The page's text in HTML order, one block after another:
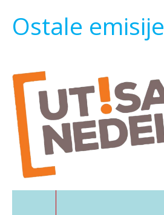
Ostale emisije